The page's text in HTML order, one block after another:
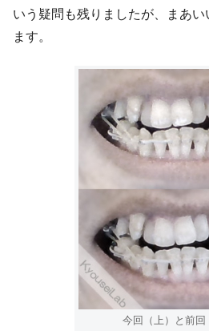
いう疑問も残りましたが、まあい
ます。
今回（上）と前回